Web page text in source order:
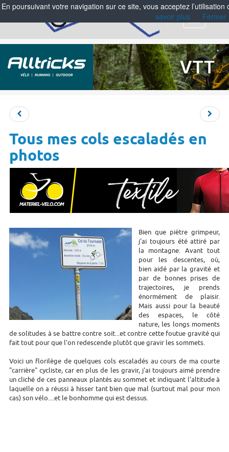
Menu
Tous mes cols escaladés en
photos
Bien que piètre grimpeur,
j'ai toujours été attiré par
la montagne. Avant tout
pour les descentes, où,
bien aidé par la gravité et
par de bonnes prises de
trajectoires, je prends
énormément de plaisir.
Mais aussi pour la beauté
des espaces, le côté
nature, les longs moments
de solitudes à se battre contre soit...et contre cette foutue gravité qui
fait tout pour que l'on redescende plutôt que gravir les sommets.
Voici un florilège de quelques cols escaladés au cours de ma courte
"carrière" cycliste, car en plus de les gravir, j'ai toujours aimé prendre
un cliché de ces panneaux plantés au sommet et indiquant l'altitude à
laquelle on a réussi à hisser tant bien que mal (surtout mal pour mon
cas) son vélo....et le bonhomme qui est dessus.
En poursuivant votre navigation sur ce site, vous acceptez
savoir plus
Fermer